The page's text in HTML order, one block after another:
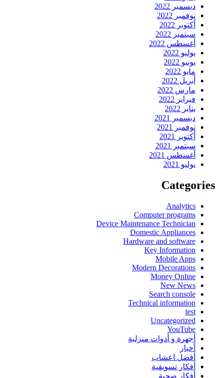
ديسمبر 2022
نوفمبر 2022
أكتوبر 2022
سبتمبر 2022
أغسطس 2022
يوليو 2022
يونيو 2022
مايو 2022
أبريل 2022
مارس 2022
فبراير 2022
يناير 2022
ديسمبر 2021
نوفمبر 2021
أكتوبر 2021
سبتمبر 2021
أغسطس 2021
يوليو 2021
Categories
Analytics
Computer programs
Device Maintenance Technician
Domestic Appliances
Hardware and software
Key Information
Mobile Apps
Modern Decorations
Money Online
New News
Search console
Technical information
test
Uncategorized
YouTube
أجهرة و أدوات منزلية
أخبار
أفضل اعشاب
أفكار تسويقية
أفكار صحية